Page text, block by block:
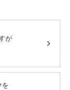
が
を